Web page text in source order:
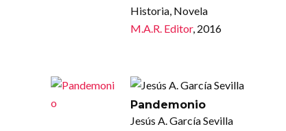
Historia, Novela
M.A.R. Editor, 2016
Pandemonio
Jesús A. García Sevilla